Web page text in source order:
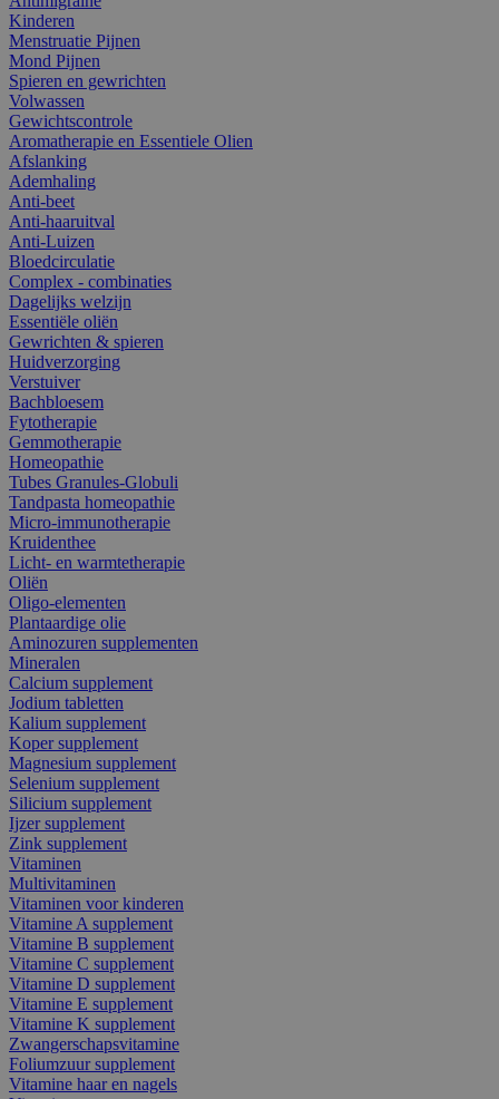
Kinderen
Menstruatie Pijnen
Mond Pijnen
Spieren en gewrichten
Volwassen
Gewichtscontrole
Aromatherapie en Essentiele Olien
Afslanking
Ademhaling
Anti-beet
Anti-haaruitval
Anti-Luizen
Bloedcirculatie
Complex - combinaties
Dagelijks welzijn
Essentiële oliën
Gewrichten & spieren
Huidverzorging
Verstuiver
Bachbloesem
Fytotherapie
Gemmotherapie
Homeopathie
Tubes Granules-Globuli
Tandpasta homeopathie
Micro-immunotherapie
Kruidenthee
Licht- en warmtetherapie
Oliën
Oligo-elementen
Plantaardige olie
Aminozuren supplementen
Mineralen
Calcium supplement
Jodium tabletten
Kalium supplement
Koper supplement
Magnesium supplement
Selenium supplement
Silicium supplement
Ijzer supplement
Zink supplement
Vitaminen
Multivitaminen
Vitaminen voor kinderen
Vitamine A supplement
Vitamine B supplement
Vitamine C supplement
Vitamine D supplement
Vitamine E supplement
Vitamine K supplement
Zwangerschapsvitamine
Foliumzuur supplement
Vitamine haar en nagels